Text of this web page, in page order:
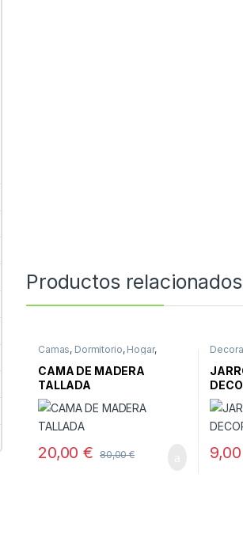
Productos relacionados
Camas, Dormitorio, Hogar,
CAMA DE MADERA
TALLADA
20,00€ 80,00€ 9,00